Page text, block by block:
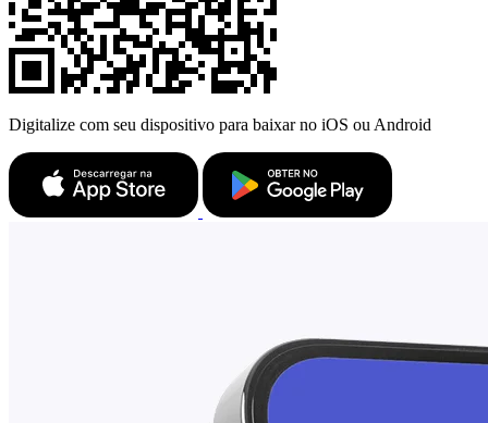
Digitalize com seu dispositivo para baixar no iOS ou Android